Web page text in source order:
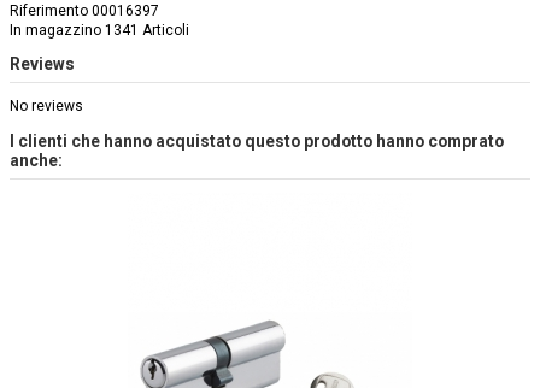
Riferimento 00016397
In magazzino 1341 Articoli
Reviews
No reviews
I clienti che hanno acquistato questo prodotto hanno comprato
anche: